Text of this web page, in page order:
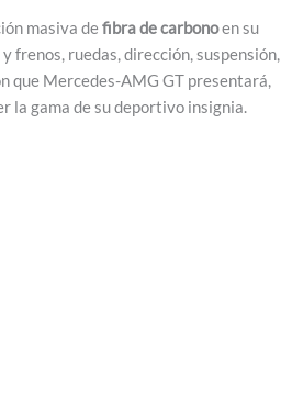
masiva defibra de carbonoen su
frenos, ruedas, dirección, suspensión,
que Mercedes-AMG GT presentará,
la gama de su deportivo insignia.